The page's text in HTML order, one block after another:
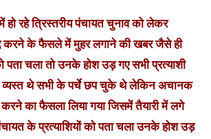
हो रहे त्रिस्तरीय पंचायत चुनाव को लेकर
करने के फैसले में मुहर लगाने की खबर जैसे ही
पता चला तो उनके होश उड़ गए सभी प्रत्याशी
व्यस्त थे सभी के पर्चे छप चुके थे लेकिन अचानक
करने का फैसला लिया गया जिसमें तैयारी में लगे
के प्रत्याशियों को पता चला उनके होश उड़